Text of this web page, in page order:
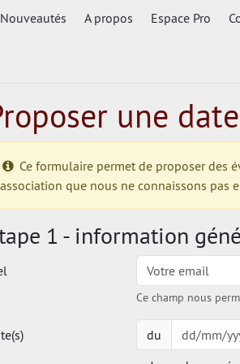
Nouveautés A propos Espace Pro
une date
Ce formulaire permet de proposer des
association que nous ne connaissons pas
1 - information
Ce champ nous
du